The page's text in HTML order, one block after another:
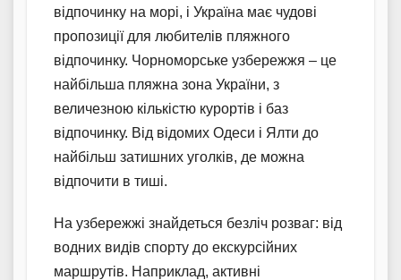
відпочинку на морі, і Україна має чудові
пропозиції для любителів пляжного
відпочинку. Чорноморське узбережжя – це
найбільша пляжна зона України, з
величезною кількістю курортів і баз
відпочинку. Від відомих Одеси і Ялти до
найбільш затишних уголків, де можна
відпочити в тиші.
На узбережжі знайдеться безліч розваг: від
водних видів спорту до екскурсійних
маршрутів. Наприклад, активні